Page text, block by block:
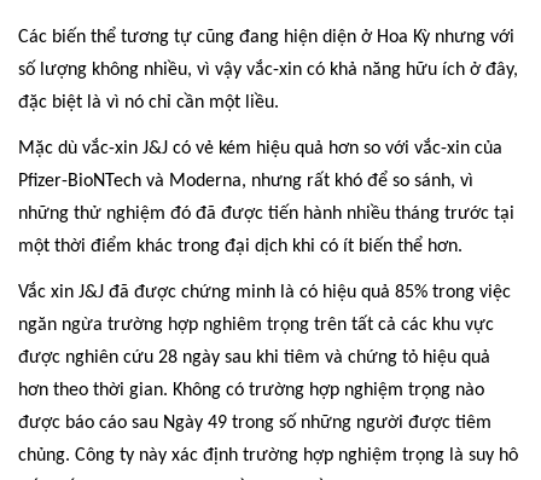
Các biến thể tương tự cũng đang hiện diện ở Hoa Kỳ nhưng với
số lượng không nhiều, vì vậy vắc-xin có khả năng hữu ích ở đây,
đặc biệt là vì nó chỉ cần một liều.
Mặc dù vắc-xin J&J có vẻ kém hiệu quả hơn so với vắc-xin của
Pfizer-BioNTech và Moderna, nhưng rất khó để so sánh, vì
những thử nghiệm đó đã được tiến hành nhiều tháng trước tại
một thời điểm khác trong đại dịch khi có ít biến thể hơn.
Vắc xin J&J đã được chứng minh là có hiệu quả 85% trong việc
ngăn ngừa trường hợp nghiêm trọng trên tất cả các khu vực
được nghiên cứu 28 ngày sau khi tiêm và chứng tỏ hiệu quả
hơn theo thời gian. Không có trường hợp nghiệm trọng nào
được báo cáo sau Ngày 49 trong số những người được tiêm
chủng. Công ty này xác định trường hợp nghiệm trọng là suy hô